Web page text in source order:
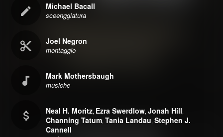
Michael Bacall
sceenggiatura
Joel Negron
montaggio
Mark Mothersbaugh
musiche
Neal H. Moritz, Ezra Swerdlow,Jonah Hill,
Channing Tatum,Tania Landau,Stephen J.
Cannell